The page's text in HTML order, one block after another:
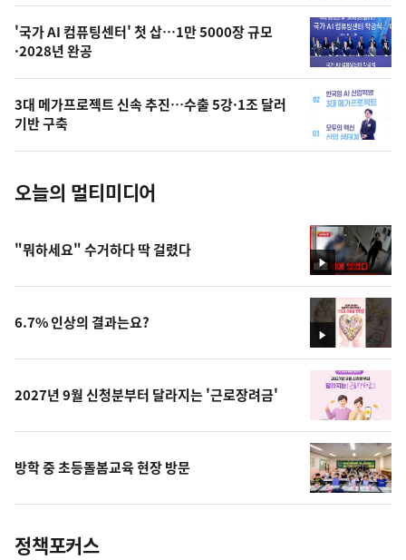
오
의
사
진
'국가 AI 컴퓨팅센터' 첫 삽…1만 5000장 규모
·2028년 완공
3대 메가프로젝트 신속 추진…수출 5강·1조 달러
기반 구축
오늘의 멀티미디어
영
상
"뭐하세요" 수거하다 딱 걸렸다
영
상
6.7% 인상의 결과는요?
2027년 9월 신청분부터 달라지는 '근로장려금'
방학 중 초등돌봄교육 현장 방문
정책포커스